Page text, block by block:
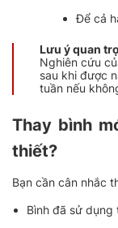
Để cả
Lưu ý quan
Nghiên cứu
sau khi được
tuần nếu
Thay bình
thiết?
Bạn cần cân nhắc
Bình đã sử dụng